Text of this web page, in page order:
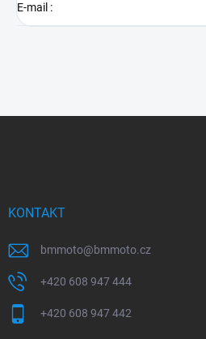
E-mail :
KONTAKT
bmmoto@bmmoto.cz
+420 608 947 444
+420 608 947 442